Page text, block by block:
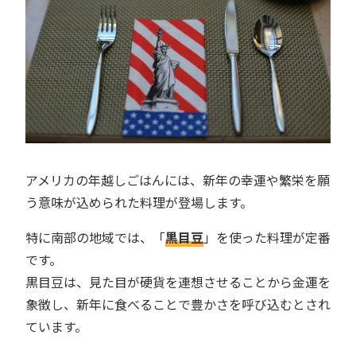
アメリカの年越しごはんには、新年の幸運や繁栄を願
う意味が込められた料理が登場します。
特に南部の地域では、「黒目豆」を使った料理が定番
です。
黒目豆は、見た目が硬貨を連想させることから金運を
象徴し、新年に食べることで豊かさを呼び込むとされ
ています。